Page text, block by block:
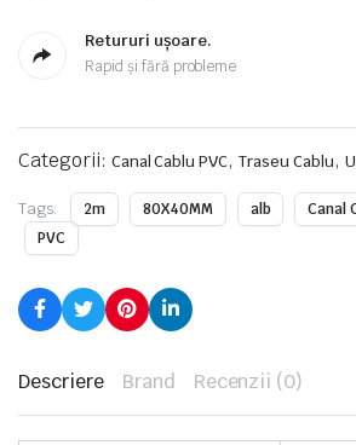
Retururi ușoare.
Rapid și fără probleme
Categorii: Canal Cablu PVC,Traseu Cablu,
Tags: 2m 80X40MM alb Canal
PVC
Descriere Brand Recenzii (0)